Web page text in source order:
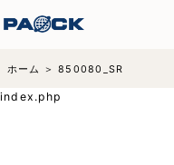
ホーム 850080_SR
index.php